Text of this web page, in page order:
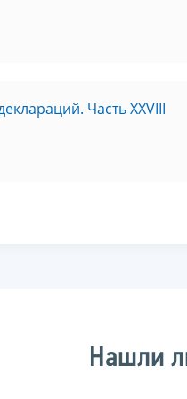
Часть XXVIII
Нашли